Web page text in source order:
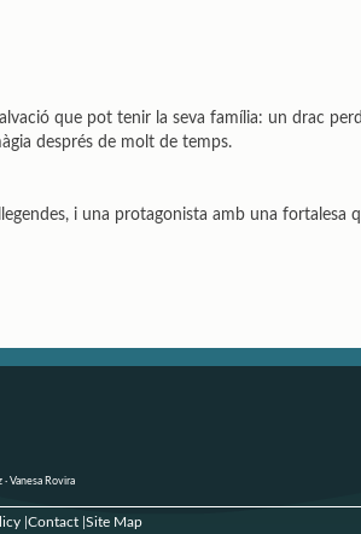
que pot tenir la seva família: un drac
després de molt de temps.
i una protagonista amb una fortalesa
Vanesa Rovira
| Contact| Site Map